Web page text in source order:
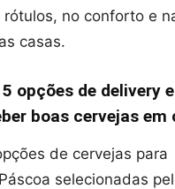
no conforto e
casas.
opções de delivery
boas cervejas em
de cervejas para
selecionadas